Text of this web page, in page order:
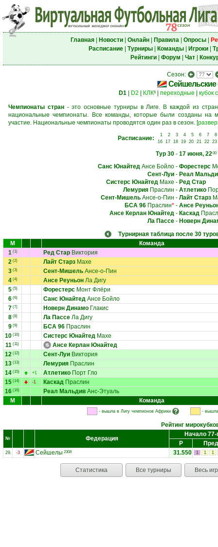
Главная| Новости| Онлайн| Правила| Опросы|
Расписание| Турниры| Команды| Игроки|
Рейтинги| Форум Чат|
Сезон:
Сейшельские
D1 D2 КЛК6 переходные кубок
Чемпионаты стран- это основные турниры в Лиге. В каждой из
национальные чемпионаты. Все команды, которые были созданы на
участие. Национальные чемпионаты проводятся один раз в сезон. [
Расписание: 1 2 3 4 5 6 7
8
16
17 18 19 20 21 22 23
Тур 30- 17 июня, 2200
Санс ЮнайтедАнсе Бойло- Форестерс
Сент-Луи- Реал
Систерс ЮнайтедМахе - Ред Стар
ЛемурияПраслин - Атлетико
Сент-МишельАнсе-о-Пин - Лайт Старз
БСА 96Праслин*- Ансе
Ансе Керлан Юнайтед- Каскад
Ла Пассе- Новерн
Турнирная таблица после 30
М
Команда
1 (1) Ред Стар Виктория
2 (2) Лайт Старз Махе
3 (3) Сент-Мишель Ансе-о-Пин
4 (4) Ансе Реуньон Ла Дигу
5 (5) Форестерс Монт Флёри
6 (6) Санс Юнайтед Ансе Бойло
7 (7) Новерн Динамо Глакис
8 (8) Ла Пассе Ла Дигу
9 (9) БСА 96 Праслин
10 (10) Систерс Юнайтед Махе
11 (11)
Ансе Керлан Юнайтед
12 (12) Сент-Луи Виктория
13 (13) Лемурия Праслин
14 (15) +1 Атлетико Порт Гло
15 (14) -1 Каскад Праслин
16 (16) Реал Мальдив Анс-Этуаль
М
Команда
- вышла в Лигу чемпионов Африки -
Рейтинг
№ Федерация
Начало 77-
Р
29. -3 Сейшелы 2308 31.550 1 1 1
Статистика Все турниры Весь